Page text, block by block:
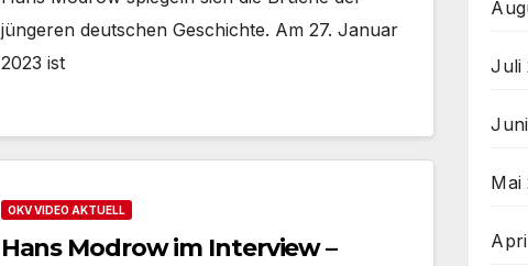
jüngeren deutschen Geschichte. Am 27. Januar
2023 ist
OKV VIDEO AKTUELL
Hans Modrow im Interview –
Juli
Mai